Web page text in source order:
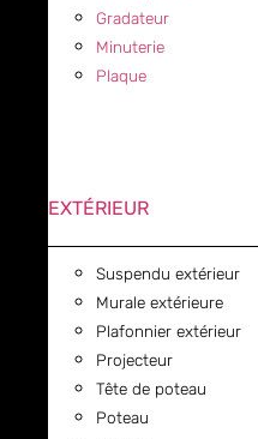
Gradateur
Minuterie
Plaque
EXTÉRIEUR
Suspendu extérieur
Murale extérieure
Plafonnier extérieur
Projecteur
Tête de poteau
Poteau